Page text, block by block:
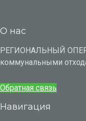
О нас
РЕГИОНАЛЬНЫЙ
коммунальными
Обратная связь
Навигация